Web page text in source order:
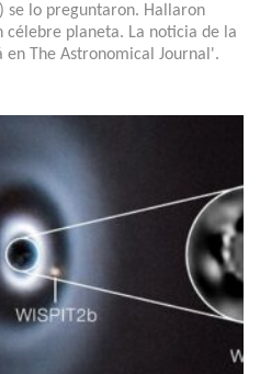
se lo preguntaron. Hallaron
célebre planeta. La noticia de la
en The Astronomical Journal'.